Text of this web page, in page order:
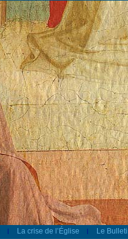
| La crise de l’Église | Le